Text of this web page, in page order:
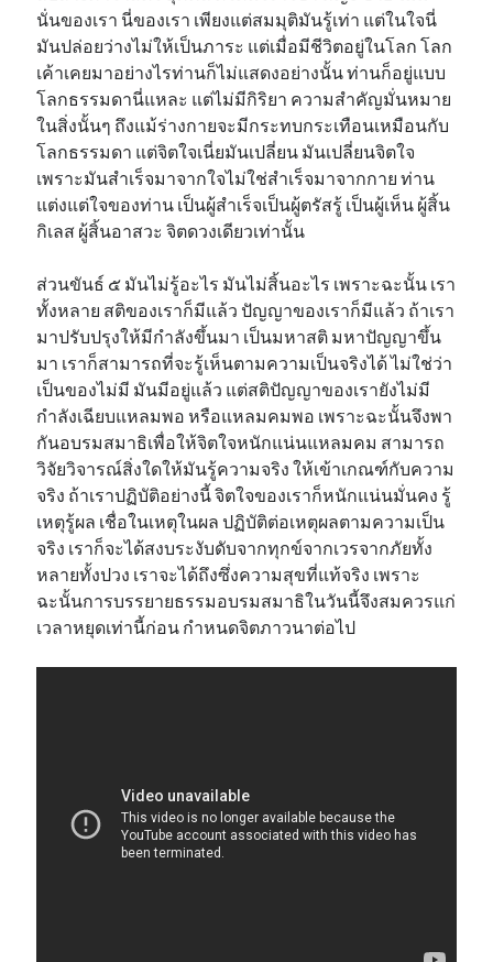
นั่นของเรา นี่ของเรา เพียงแต่สมมุติมันรู้เท่า แต่ในใจนี่
มันปล่อยว่างไม่ให้เป็นภาระ แต่เมื่อมีชีวิตอยู่ในโลก โลก
เค้าเคยมาอย่างไรท่านก็ไม่แสดงอย่างนั้น ท่านก็อยู่แบบ
โลกธรรมดานี่แหละ แต่ไม่มีกิริยา ความสำคัญมั่นหมาย
ในสิ่งนั้นๆ ถึงแม้ร่างกายจะมีกระทบกระเทือนเหมือนกับ
โลกธรรมดา แต่จิตใจเนี่ยมันเปลี่ยน มันเปลี่ยนจิตใจ
เพราะมันสำเร็จมาจากใจไม่ใช่สำเร็จมาจากกาย ท่าน
แต่งแต่ใจของท่าน เป็นผู้สำเร็จเป็นผู้ตรัสรู้ เป็นผู้เห็น ผู้สิ้น
กิเลส ผู้สิ้นอาสวะ จิตดวงเดียวเท่านั้น
ส่วนขันธ์ ๕ มันไม่รู้อะไร มันไม่สิ้นอะไร เพราะฉะนั้น เรา
ทั้งหลาย สติของเราก็มีแล้ว ปัญญาของเราก็มีแล้ว ถ้าเรา
มาปรับปรุงให้มีกำลังขึ้นมา เป็นมหาสติ มหาปัญญาขึ้น
มา เราก็สามารถที่จะรู้เห็นตามความเป็นจริงได้ ไม่ใช่ว่า
เป็นของไม่มี มันมีอยู่แล้ว แต่สติปัญญาของเรายังไม่มี
กำลังเฉียบแหลมพอ หรือแหลมคมพอ เพราะฉะนั้นจึงพา
กันอบรมสมาธิเพื่อให้จิตใจหนักแน่นแหลมคม สามารถ
วิจัยวิจารณ์สิ่งใดให้มันรู้ความจริง ให้เข้าเกณฑ์กับความ
จริง ถ้าเราปฏิบัติอย่างนี้ จิตใจของเราก็หนักแน่นมั่นคง รู้
เหตุรู้ผล เชื่อในเหตุในผล ปฏิบัติต่อเหตุผลตามความเป็น
จริง เราก็จะได้สงบระงับดับจากทุกข์จากเวรจากภัยทั้ง
หลายทั้งปวง เราจะได้ถึงซึ่งความสุขที่แท้จริง เพราะ
ฉะนั้นการบรรยายธรรมอบรมสมาธิในวันนี้จึงสมควรแก่
เวลาหยุดเท่านี้ก่อน กำหนดจิตภาวนาต่อไป